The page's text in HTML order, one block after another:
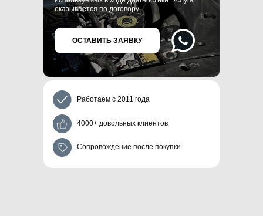
оказывается по договору.
ОСТАВИТЬ ЗАЯВКУ
Работаем с 2011 года
4000+ довольных клиентов
Сопровождение после покупки